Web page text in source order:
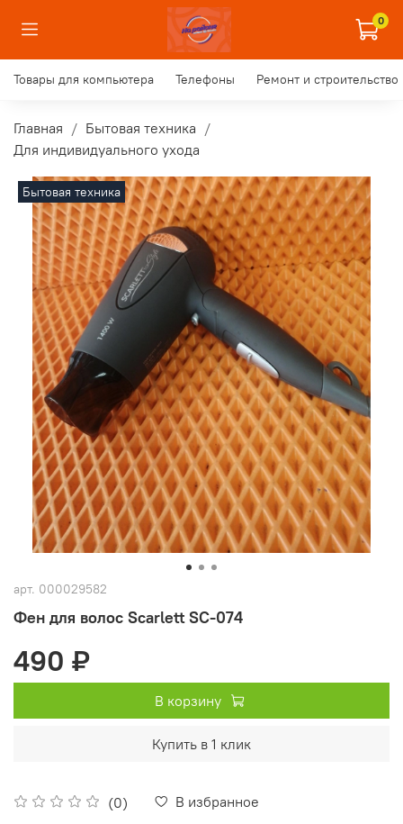
0
Товары для компьютера Телефоны Ремонт и строительство
Главная
Бытовая техника
Для индивидуального ухода
Бытовая техника
арт. 000029582
Фен для волос Scarlett SC-074
(0) В избранное
490 ₽
В корзину
Купить в 1 клик